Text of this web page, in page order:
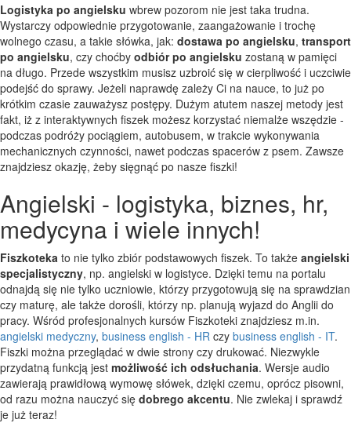
Logistyka po angielsku wbrew pozorom nie jest taka trudna.
Wystarczy odpowiednie przygotowanie, zaangażowanie i trochę
wolnego czasu, a takie słówka, jak: dostawa po angielsku, transport
po angielsku, czy choćby odbiór po angielsku zostaną w pamięci
na długo. Przede wszystkim musisz uzbroić się w cierpliwość i uczciwie
podejść do sprawy. Jeżeli naprawdę zależy Ci na nauce, to już po
krótkim czasie zauważysz postępy. Dużym atutem naszej metody jest
fakt, iż z interaktywnych fiszek możesz korzystać niemalże wszędzie -
podczas podróży pociągiem, autobusem, w trakcie wykonywania
mechanicznych czynności, nawet podczas spacerów z psem. Zawsze
znajdziesz okazję, żeby sięgnąć po nasze fiszki!
Angielski - logistyka, biznes, hr,
medycyna i wiele innych!
Fiszkoteka to nie tylko zbiór podstawowych fiszek. To także angielski
specjalistyczny, np. angielski w logistyce. Dzięki temu na portalu
odnajdą się nie tylko uczniowie, którzy przygotowują się na sprawdzian
czy maturę, ale także dorośli, którzy np. planują wyjazd do Anglii do
pracy. Wśród profesjonalnych kursów Fiszkoteki znajdziesz m.in.
angielski medyczny, business english - HR czy business english - IT.
Fiszki można przeglądać w dwie strony czy drukować. Niezwykle
przydatną funkcją jest możliwość ich odsłuchania. Wersje audio
zawierają prawidłową wymowę słówek, dzięki czemu, oprócz pisowni,
od razu można nauczyć się dobrego akcentu. Nie zwlekaj i sprawdź
je już teraz!